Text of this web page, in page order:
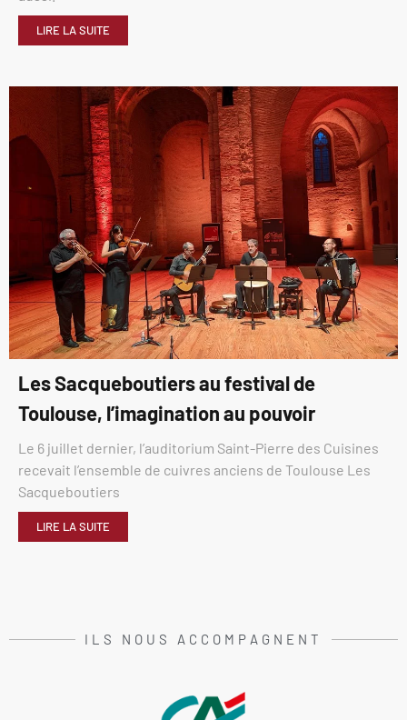
LIRE LA SUITE
Les Sacqueboutiers au festival de
Toulouse, l’imagination au pouvoir
Le 6 juillet dernier, l’auditorium Saint-Pierre des Cuisines
recevait l’ensemble de cuivres anciens de Toulouse Les
Sacqueboutiers
LIRE LA SUITE
ILS NOUS ACCOMPAGNENT